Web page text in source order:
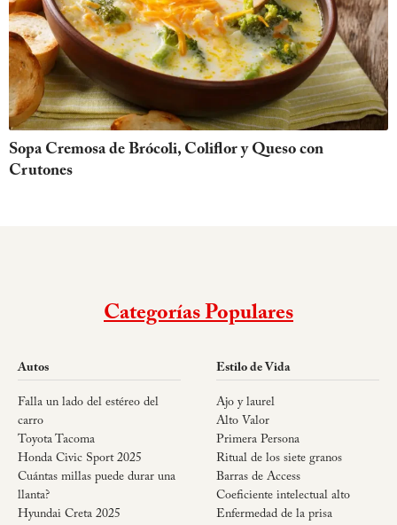
Sopa Cremosa de Brócoli, Coliflor y Queso con
Crutones
Categorías Populares
Autos
Falla un lado del estéreo del
carro
Toyota Tacoma
Honda Civic Sport 2025
Cuántas millas puede durar una
llanta?
Hyundai Creta 2025
Estilo de Vida
Ajo y laurel
Alto Valor
Primera Persona
Ritual de los siete granos
Barras de Access
Coeficiente intelectual alto
Enfermedad de la prisa